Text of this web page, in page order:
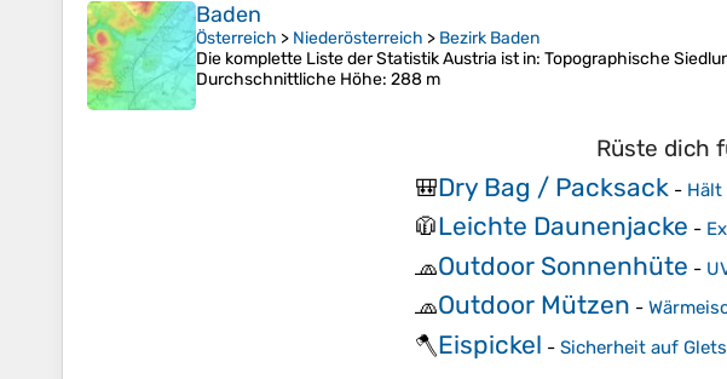
Baden
Österreich > Niederösterreich > Bezirk Baden
Die komplette Liste der Statistik Austria ist in: Topographische
Durchschnittliche Höhe: 288 m
Rüste dich
🎒Dry Bag / Packsack - Hält
🧥Leichte Daunenjacke -
🧢Outdoor Sonnenhüte -
🧢Outdoor Mützen -
🪓Eispickel - Sicherheit auf